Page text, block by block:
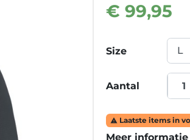
€ 99,95
Size
Aantal
 Laatste items in
Meer informatie